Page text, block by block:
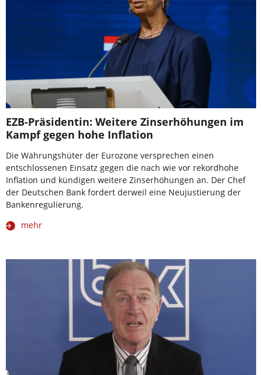
EZB-Präsidentin: Weitere Zinserhöhungen im
Kampf gegen hohe Inflation
Die Währungshüter der Eurozone versprechen einen
entschlossenen Einsatz gegen die nach wie vor rekordhohe
Inflation und kündigen weitere Zinserhöhungen an. Der Chef
der Deutschen Bank fordert derweil eine Neujustierung der
Bankenregulierung.
mehr